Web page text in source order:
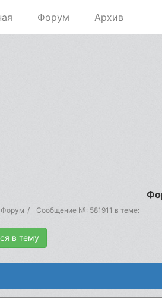
Форум Архив
Форум Сообщение №: 581911 в теме:
в тему